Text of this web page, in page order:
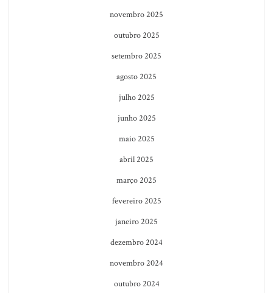
novembro 2025
outubro 2025
setembro 2025
agosto 2025
julho 2025
junho 2025
maio 2025
abril 2025
março 2025
fevereiro 2025
janeiro 2025
dezembro 2024
novembro 2024
outubro 2024